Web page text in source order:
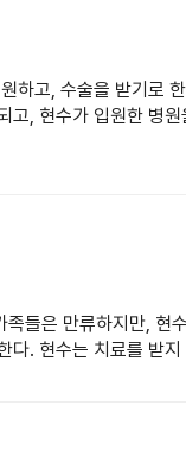
하고, 수술을 받기로
고, 현수가 입원한 병
들은 만류하지만, 현
다. 현수는 치료를 받